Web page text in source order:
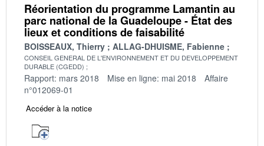
Réorientation du programme Lamantin au
parc national de la Guadeloupe - État des
lieux et conditions de faisabilité
BOISSEAUX, Thierry ALLAG-DHUISME, Fabienne
CONSEIL GENERAL DE L'ENVIRONNEMENT ET DU DEVELOPPEMENT
DURABLE (CGEDD)
Rapport: mars 2018 Mise en ligne: mai 2018
Affaire
n°012069-01
Accéder à la notice